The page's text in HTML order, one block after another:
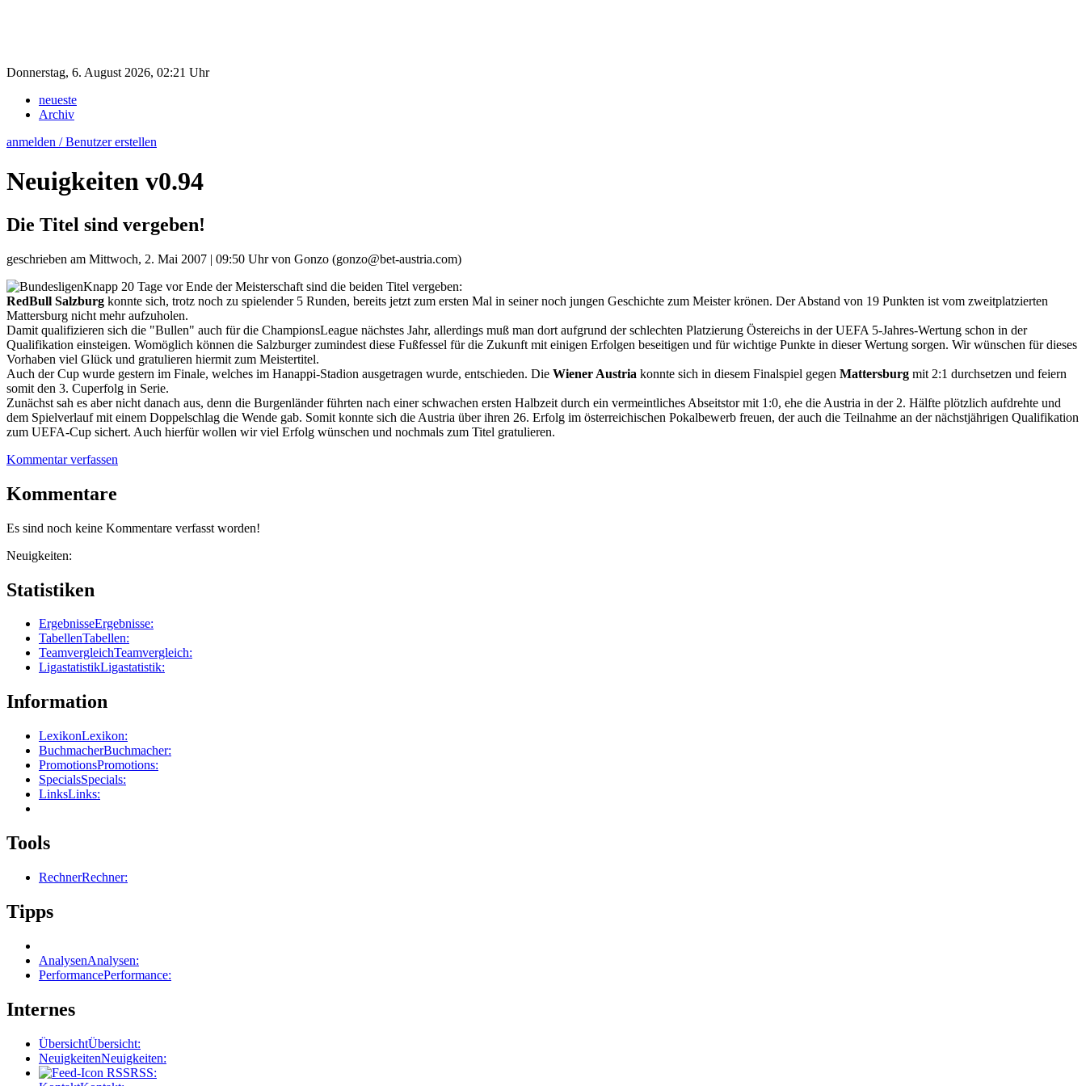
Donnerstag, 6. August 2026, 02:21 Uhr
neueste
Archiv
anmelden / Benutzer erstellen
Neuigkeiten v0.94
Die Titel sind vergeben!
geschrieben am Mittwoch, 2. Mai 2007 | 09:50 Uhrvon Gonzo (gonzo@bet-austria.com)
Knapp 20 Tage vor Ende der Meisterschaft sind die beiden Titel vergeben:
RedBull Salzburg konnte sich, trotz noch zu spielender 5 Runden, bereits jetzt zum ersten Mal in seiner noch jungen Geschichte zum Meister krönen. Der Abstand von 19 Punkten ist vom zweitplatzierten
Mattersburg nicht mehr aufzuholen.
Damit qualifizieren sich die "Bullen" auch für die ChampionsLeague nächstes Jahr, allerdings muß man dort aufgrund der schlechten Platzierung Östereichs in der UEFA 5-Jahres-Wertung schon in der
Qualifikation einsteigen. Womöglich können die Salzburger zumindest diese Fußfessel für die Zukunft mit einigen Erfolgen beseitigen und für wichtige Punkte in dieser Wertung sorgen. Wir wünschen für dieses
Vorhaben viel Glück und gratulieren hiermit zum Meistertitel.
Auch der Cup wurde gestern im Finale, welches im Hanappi-Stadion ausgetragen wurde, entschieden. Die Wiener Austria konnte sich in diesem Finalspiel gegen Mattersburg mit 2:1 durchsetzen und feiern
somit den 3. Cuperfolg in Serie.
Zunächst sah es aber nicht danach aus, denn die Burgenländer führten nach einer schwachen ersten Halbzeit durch ein vermeintliches Abseitstor mit 1:0, ehe die Austria in der 2. Hälfte plötzlich aufdrehte und
dem Spielverlauf mit einem Doppelschlag die Wende gab. Somit konnte sich die Austria über ihren 26. Erfolg im österreichischen Pokalbewerb freuen, der auch die Teilnahme an der nächstjährigen Qualifikation
zum UEFA-Cup sichert. Auch hierfür wollen wir viel Erfolg wünschen und nochmals zum Titel gratulieren.
Kommentar verfassen
Kommentare
Es sind noch keine Kommentare verfasst worden!
Neuigkeiten:
Statistiken
ErgebnisseErgebnisse:
TabellenTabellen:
TeamvergleichTeamvergleich:
LigastatistikLigastatistik:
Information
LexikonLexikon:
BuchmacherBuchmacher:
PromotionsPromotions:
SpecialsSpecials:
LinksLinks:
Tools
RechnerRechner:
Tipps
AnalysenAnalysen:
PerformancePerformance:
Internes
ÜbersichtÜbersicht:
NeuigkeitenNeuigkeiten:
RSSRSS: